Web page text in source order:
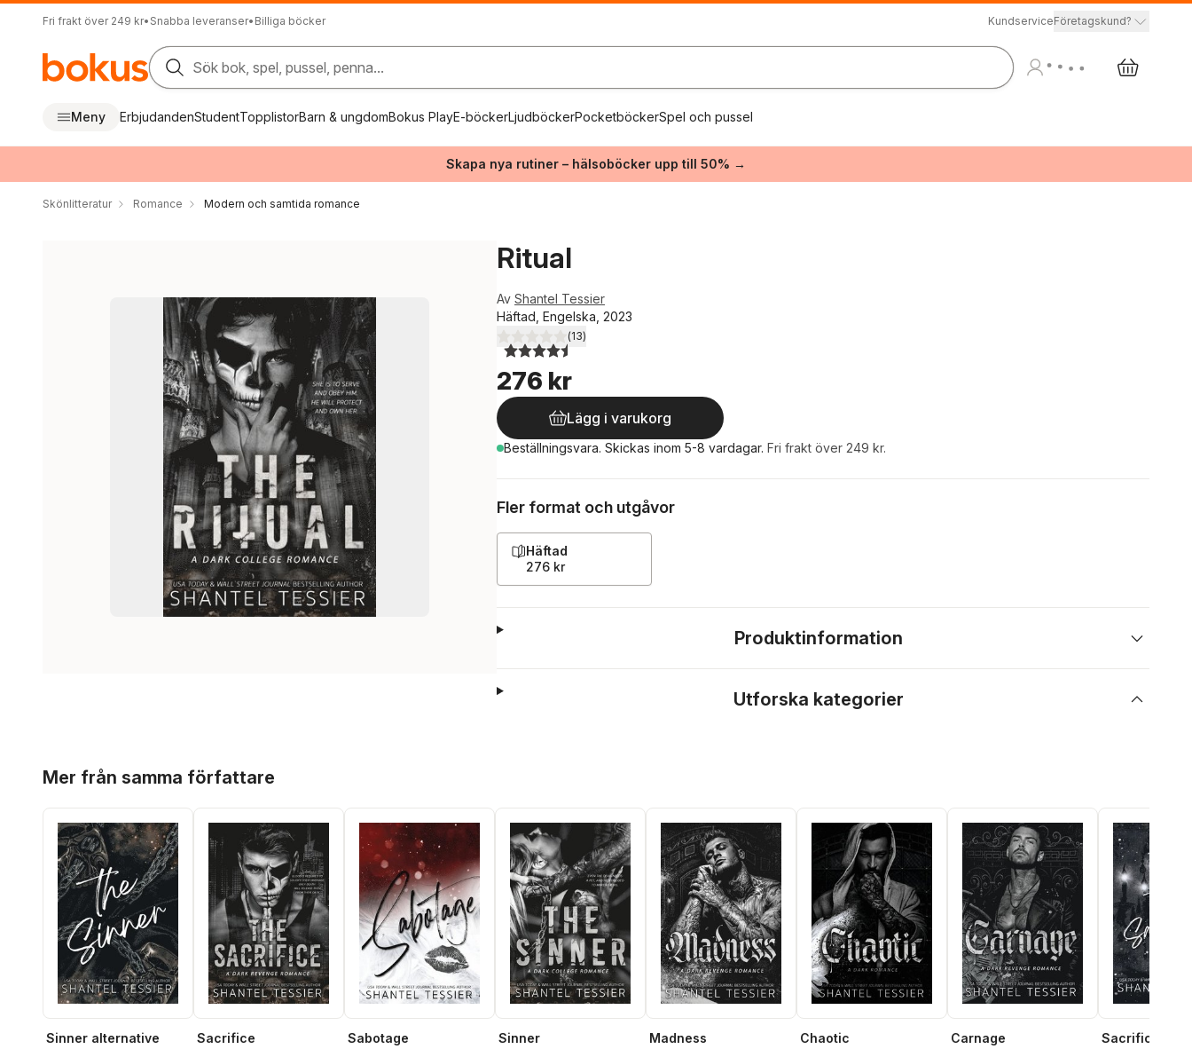
Fri frakt över 249 kr• Snabba leveranser• Billiga böcker KundserviceFöretagskund?
Sök bok, spel, pussel, penna...
Meny ErbjudandenStudentTopplistorBarn & ungdomBokus PlayE-böckerLjudböckerPocketböckerSpel och pussel
Skapa nya rutiner – hälsoböcker upp till 50% →
Skönlitteratur Romance Modern och samtida romance
Ritual
Av Shantel Tessier
Häftad, Engelska, 2023
4,5utav 5 stjärnor. Totalt antal röster:
(13)
276 kr
Lägg i varukorg
Beställningsvara. Skickas inom 5-8 vardagar. Fri frakt över 249 kr.
Fler format och utgåvor
Häftad
276 kr
Produktinformation
Utforska kategorier
Mer från samma författare
Sinner alternative
Sacrifice Sabotage Sinner Madness Chaotic Carnage
Sacrifice